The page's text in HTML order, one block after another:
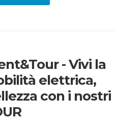
- Vivi la
elettrica,
con i nostri